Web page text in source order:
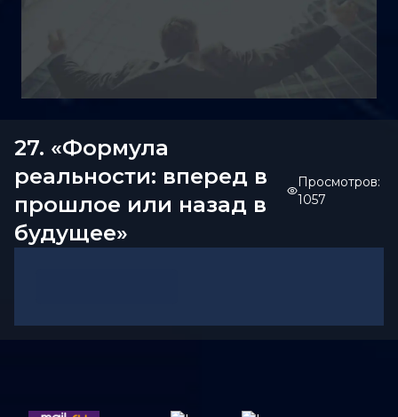
27. «Формула
реальности: вперед в
прошлое или назад в
будущее»
Просмотров:
1057